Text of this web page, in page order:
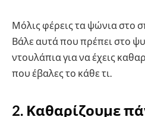
Μόλις φέρεις τα ψώνια στο
Βάλε αυτά που πρέπει στο
ντουλάπια για να έχεις
που έβαλες το κάθε τι.
2. Καθαρίζουμε